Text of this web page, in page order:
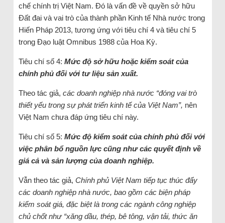
chế chính trị Việt Nam. Đó là vấn đề về quyền sở hữu
Đất đai và vai trò của thành phần Kinh tế Nhà nước trong
Hiến Pháp 2013, tương ứng với tiêu chí 4 và tiêu chí 5
trong Đạo luật Omnibus 1988 của Hoa Kỳ.
Tiêu chí số 4: Mức độ sở hữu hoặc kiểm soát của
chính phủ đối với tư liệu sản xuất.
Theo tác giả, các doanh nghiệp nhà nước “đóng vai trò
thiết yếu trong sự phát triển kinh tế của Việt Nam”, nên
Việt Nam chưa đáp ứng tiêu chí này.
Tiêu chí số 5: Mức độ kiểm soát của chính phủ đối với
việc phân bổ nguồn lực cũng như các quyết định về
giá cả và sản lượng của doanh nghiệp.
Vẫn theo tác giả, Chính phủ Việt Nam tiếp tục thúc đẩy
các doanh nghiệp nhà nước, bao gồm các biện pháp
kiểm soát giá, đặc biệt là trong các ngành công nghiệp
chủ chốt như “xăng dầu, thép, bê tông, vận tải, thức ăn